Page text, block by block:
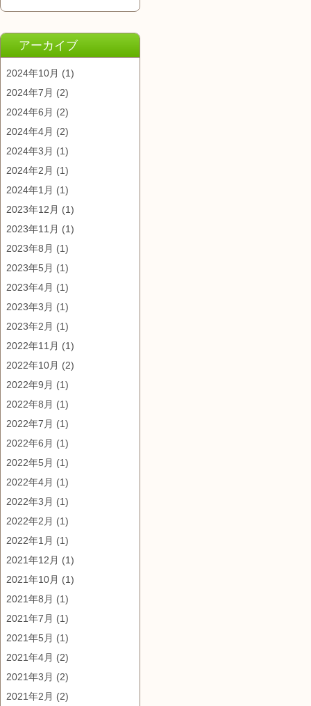
アーカイブ
2024年10月 (1)
2024年7月 (2)
2024年6月 (2)
2024年4月 (2)
2024年3月 (1)
2024年2月 (1)
2024年1月 (1)
2023年12月 (1)
2023年11月 (1)
2023年8月 (1)
2023年5月 (1)
2023年4月 (1)
2023年3月 (1)
2023年2月 (1)
2022年11月 (1)
2022年10月 (2)
2022年9月 (1)
2022年8月 (1)
2022年7月 (1)
2022年6月 (1)
2022年5月 (1)
2022年4月 (1)
2022年3月 (1)
2022年2月 (1)
2022年1月 (1)
2021年12月 (1)
2021年10月 (1)
2021年8月 (1)
2021年7月 (1)
2021年5月 (1)
2021年4月 (2)
2021年3月 (2)
2021年2月 (2)